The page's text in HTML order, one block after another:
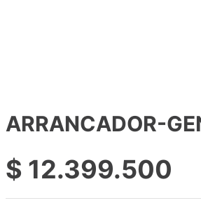
ARRANCADOR-
$ 12.399.500